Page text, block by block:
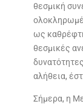
θεσμική
ως
θεσμικές
αλήθεια,
Σήμερα, η